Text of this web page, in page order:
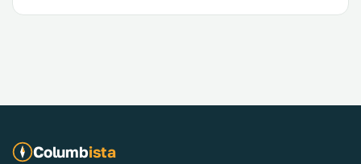
Columbista